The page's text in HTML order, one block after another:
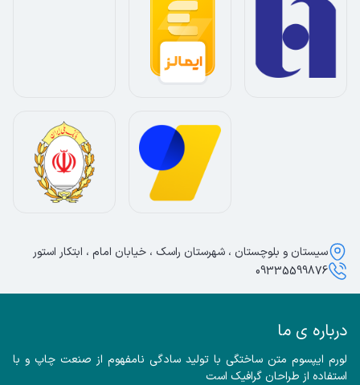
درباره ی ما
استفاده از طراحان گرافیک است
سیستان و بلوچستان ، شهرستان راسک ، خیابان امام ، ابتکار استور
09335599876